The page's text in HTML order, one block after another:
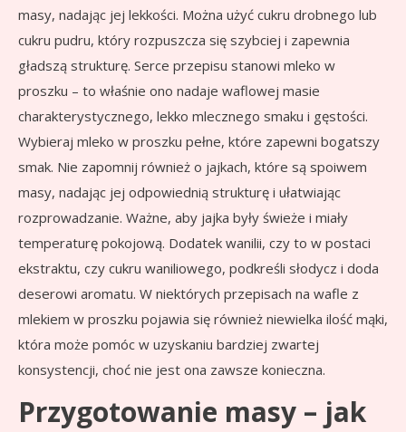
masy, nadając jej lekkości. Można użyć cukru drobnego lub
cukru pudru, który rozpuszcza się szybciej i zapewnia
gładszą strukturę. Serce przepisu stanowi mleko w
proszku – to właśnie ono nadaje waflowej masie
charakterystycznego, lekko mlecznego smaku i gęstości.
Wybieraj mleko w proszku pełne, które zapewni bogatszy
smak. Nie zapomnij również o jajkach, które są spoiwem
masy, nadając jej odpowiednią strukturę i ułatwiając
rozprowadzanie. Ważne, aby jajka były świeże i miały
temperaturę pokojową. Dodatek wanilii, czy to w postaci
ekstraktu, czy cukru waniliowego, podkreśli słodycz i doda
deserowi aromatu. W niektórych przepisach na wafle z
mlekiem w proszku pojawia się również niewielka ilość mąki,
która może pomóc w uzyskaniu bardziej zwartej
konsystencji, choć nie jest ona zawsze konieczna.
Przygotowanie masy – jak